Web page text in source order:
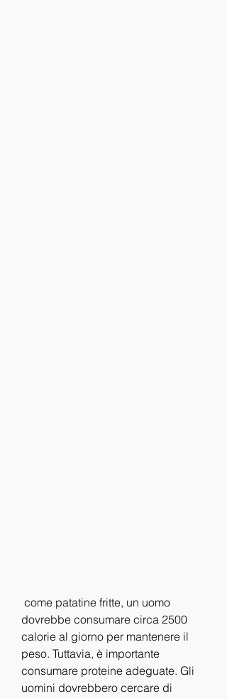
dovrebbe consumare circa 2500
calorie al giorno per mantenere il
peso. Tuttavia, è importante
consumare proteine ​​adeguate. Gli
uomini dovrebbero cercare di